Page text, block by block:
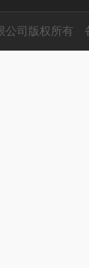
公司版权所有